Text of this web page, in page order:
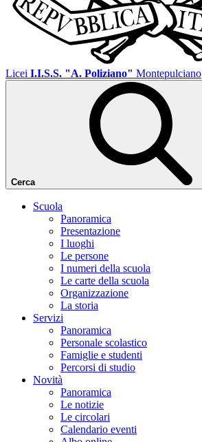
Licei I.I.S.S. "A. Poliziano" Montepulciano
Cerca
Scuola
Panoramica
Presentazione
I luoghi
Le persone
I numeri della scuola
Le carte della scuola
Organizzazione
La storia
Servizi
Panoramica
Personale scolastico
Famiglie e studenti
Percorsi di studio
Novità
Panoramica
Le notizie
Le circolari
Calendario eventi